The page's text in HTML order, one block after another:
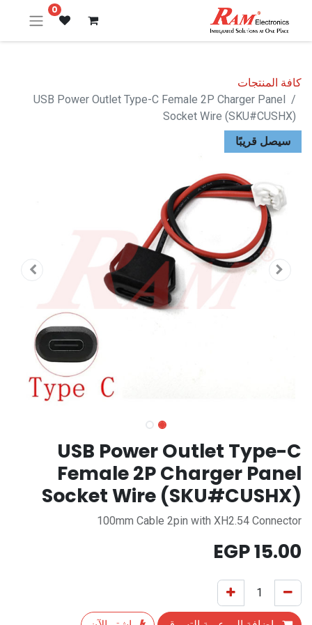
0
كافة المنتجات
USB Power Outlet Type-C Female 2P Charger Panel
Socket Wire (SKU#CUSHX)
سيصل قريبًا
USB Power Outlet Type-C
Female 2P Charger Panel
Socket Wire (SKU#CUSHX)
100mm Cable 2pin with XH2.54 Connector
15.00